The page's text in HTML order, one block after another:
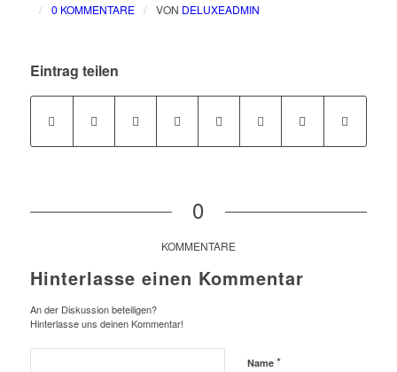
/ 0 KOMMENTARE / VON DELUXEADMIN
Eintrag teilen
0
KOMMENTARE
Hinterlasse einen Kommentar
An der Diskussion beteiligen?
Hinterlasse uns deinen Kommentar!
Name *